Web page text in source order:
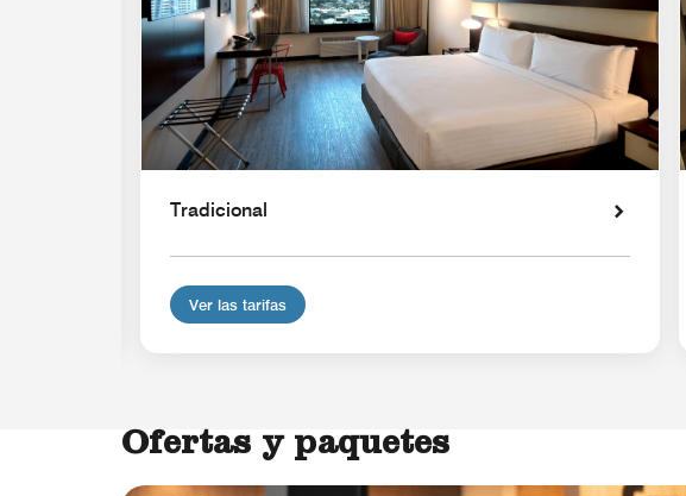
Tradicional
Ver las tarifas
Ofertas y paquetes